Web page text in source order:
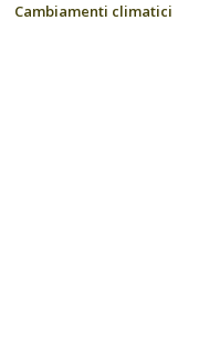
Cambiamenti climatici